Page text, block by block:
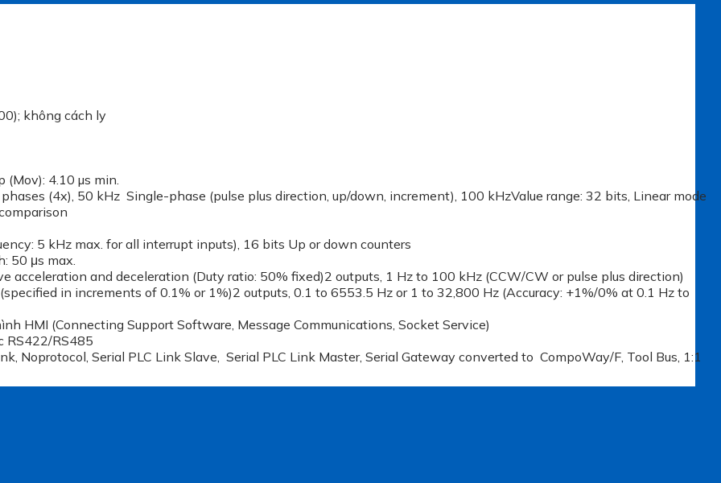
không cách ly
(Mov): 4.10 µs min.
(4x), 50 kHz Single-phase (pulse plus direction, up/down, increment), 100 kHzValue range: 32 bits, Linear mode
5 kHz max. for all interrupt inputs), 16 bits Up or down counters
50 μs max.
acceleration and deceleration (Duty ratio: 50% fixed)2 outputs, 1 Hz to 100 kHz (CCW/CW or pulse plus direction)
in increments of 0.1% or 1%)2 outputs, 0.1 to 6553.5 Hz or 1 to 32,800 Hz (Accuracy: +1%/0% at 0.1 Hz to
HMI (Connecting Support Software, Message Communications, Socket Service)
RS422/RS485
Noprotocol, Serial PLC Link Slave, Serial PLC Link Master, Serial Gateway converted to CompoWay/F, Tool Bus, 1:1